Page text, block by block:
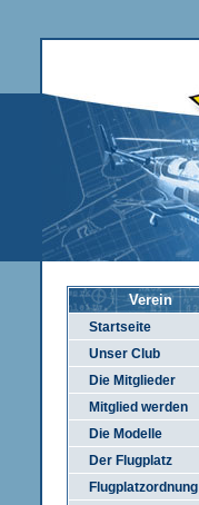
Verein
Startseite
Unser Club
Die Mitglieder
Mitglied werden
Die Modelle
Der Flugplatz
Flugplatzordnung